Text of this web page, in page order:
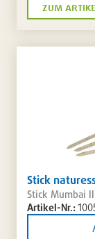
zum
Stick
Stick Mumbai
Artikel-Nr.: